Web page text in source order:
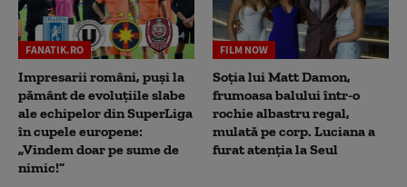
FANATIK.RO
Impresarii români, puși la
pământ de evoluțiile slabe
ale echipelor din SuperLiga
în cupele europene:
„Vindem doar pe sume de
nimic!”
FILM NOW
Soția lui Matt Damon,
frumoasa balului într-o
rochie albastru regal,
mulată pe corp. Luciana a
furat atenția la Seul